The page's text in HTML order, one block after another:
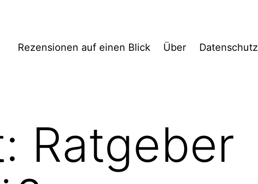
Rezensionen auf einen Blick Über Datenschutz
Ratgeber